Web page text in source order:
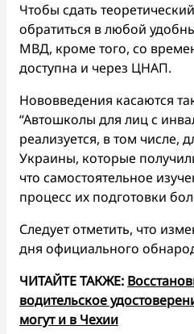
Чтобы сдать
обратиться в любой
МВД, кроме того, со
доступна и через ЦНАП.
Нововведения касаются
“Автошколы для лиц с
реализуется, в том числе,
Украины, которые
что самостоятельное
процесс их подготовки
Следует отметить, что
дня официального
ЧИТАЙТЕ ТАКЖЕ:
водительское
могут и в Чехии